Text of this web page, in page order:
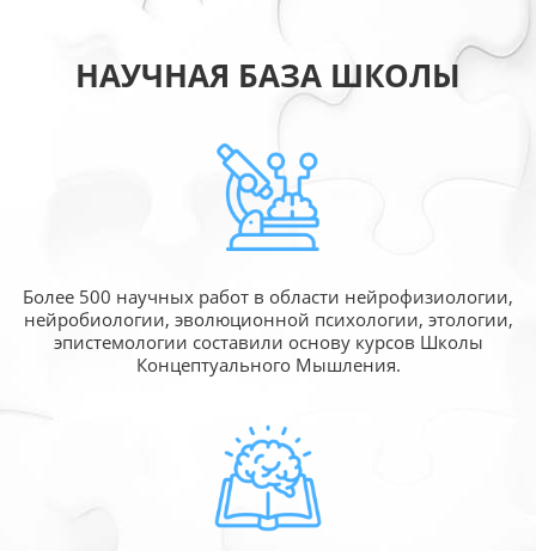
НАУЧНАЯ БАЗА ШКОЛЫ
Более 500 научных работ в области нейрофизиологии,
нейробиологии, эволюционной психологии, этологии,
эпистемологии составили основу курсов Школы
Концептуального Мышления.